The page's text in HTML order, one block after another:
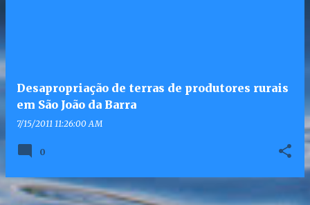
Desapropriação de terras de produtores rurais
em São João da Barra
7/15/2011 11:26:00 AM
0